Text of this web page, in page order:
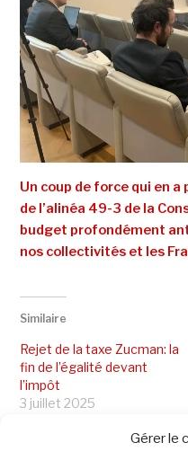
Gérer le
Un coup de force qui en
de l’alinéa 49-3 de la
budget profondément
nos collectivités et les
Similaire
Rejet de la taxe Zucman: la
fin de l’égalité devant
l’impôt
3 juillet 2025